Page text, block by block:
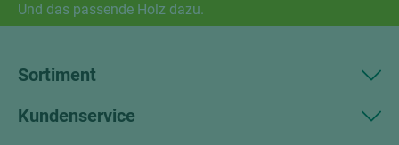
Und das passende Holz dazu.
Sortiment
Kundenservice